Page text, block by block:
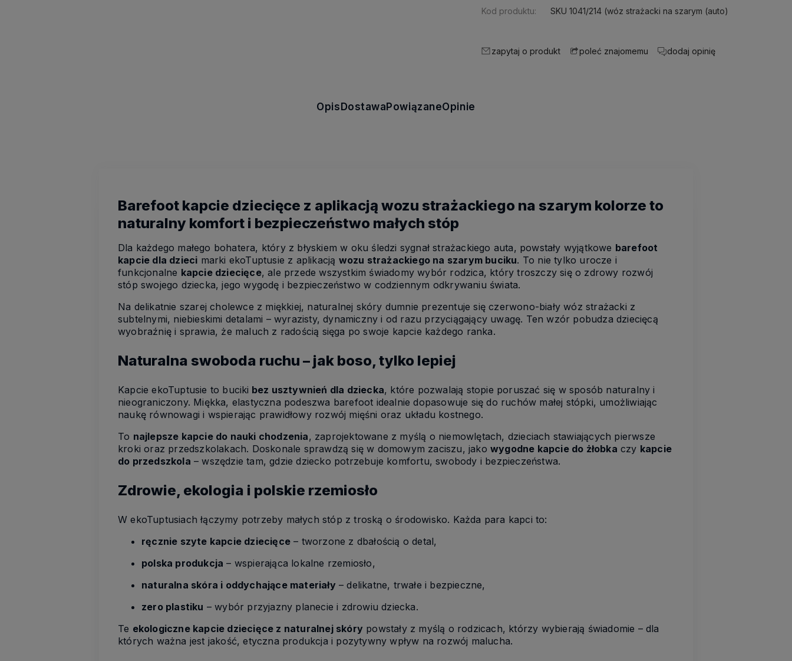
Kod produktu:
SKU 1041/214 (wóz strażacki na szarym (auto)
zapytaj o produkt poleć znajomemu dodaj opinię
OpisDostawaPowiązaneOpinie
Barefoot kapcie dziecięce z aplikacją wozu strażackiego na szarym kolorze to
naturalny komfort i bezpieczeństwo małych stóp
Dla każdego małego bohatera, który z błyskiem w oku śledzi sygnał strażackiego auta, powstały wyjątkowe barefoot
kapcie dla dzieci marki ekoTuptusie z aplikacją wozu strażackiego na szarym buciku. To nie tylko urocze i
funkcjonalne kapcie dziecięce, ale przede wszystkim świadomy wybór rodzica, który troszczy się o zdrowy rozwój
stóp swojego dziecka, jego wygodę i bezpieczeństwo w codziennym odkrywaniu świata.
Na delikatnie szarej cholewce z miękkiej, naturalnej skóry dumnie prezentuje się czerwono-biały wóz strażacki z
subtelnymi, niebieskimi detalami – wyrazisty, dynamiczny i od razu przyciągający uwagę. Ten wzór pobudza dziecięcą
wyobraźnię i sprawia, że maluch z radością sięga po swoje kapcie każdego ranka.
Naturalna swoboda ruchu – jak boso, tylko lepiej
Kapcie ekoTuptusie to buciki bez usztywnień dla dziecka, które pozwalają stopie poruszać się w sposób naturalny i
nieograniczony. Miękka, elastyczna podeszwa barefoot idealnie dopasowuje się do ruchów małej stópki, umożliwiając
naukę równowagi i wspierając prawidłowy rozwój mięśni oraz układu kostnego.
To najlepsze kapcie do nauki chodzenia, zaprojektowane z myślą o niemowlętach, dzieciach stawiających pierwsze
kroki oraz przedszkolakach. Doskonale sprawdzą się w domowym zaciszu, jakowygodne kapcie do żłobka czy kapcie
do przedszkola – wszędzie tam, gdzie dziecko potrzebuje komfortu, swobody i bezpieczeństwa.
Zdrowie, ekologia i polskie rzemiosło
W ekoTuptusiach łączymy potrzeby małych stóp z troską o środowisko. Każda para kapci to:
ręcznie szyte kapcie dziecięce – tworzone z dbałością o detal,
polska produkcja – wspierająca lokalne rzemiosło,
naturalna skóra i oddychające materiały– delikatne, trwałe i bezpieczne,
zero plastiku – wybór przyjazny planecie i zdrowiu dziecka.
Te ekologiczne kapcie dziecięce z naturalnej skóry powstały z myślą o rodzicach, którzy wybierają świadomie – dla
których ważna jest jakość, etyczna produkcja i pozytywny wpływ na rozwój malucha.